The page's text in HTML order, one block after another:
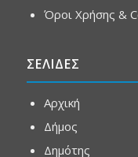
Όροι Χρήσης &
ΣΕΛΙΔΕΣ
Αρχική
Δήμος
Δημότης